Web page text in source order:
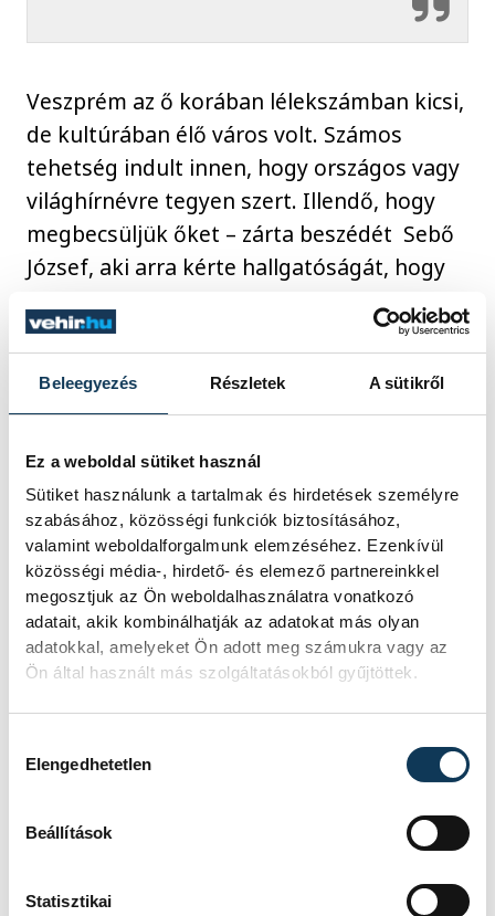
Beleegyezés Részletek A sütikről
Ez a weboldal sütiket használ
Sütiket használunk a tartalmak és hirdetések személyre
szabásához, közösségi funkciók biztosításához,
valamint weboldalforgalmunk elemzéséhez. Ezenkívül
közösségi média-, hirdető- és elemező partnereinkkel
megosztjuk az Ön weboldalhasználatra vonatkozó
adatait, akik kombinálhatják az adatokat más olyan
adatokkal, amelyeket Ön adott meg számukra vagy az
Ön által használt más szolgáltatásokból gyűjtöttek.
Elengedhetetlen
Beállítások
Statisztikai
Veszprém az ő korában lélekszámban kicsi,
de kultúrában élő város volt. Számos
tehetség indult innen, hogy országos vagy
világhírnévre tegyen szert. Illendő, hogy
megbecsüljük őket – zárta beszédét Sebő
József, aki arra kérte hallgatóságát, hogy
legalább ilyenkor, az évforduló táján
vegyék elő Endrődi Sándor verses kötetét,
A költő két versét Balogh Teréz tanár
szavalta el, majd a jelenlévők elhelyezték
koszorúikat a városrész névadójának